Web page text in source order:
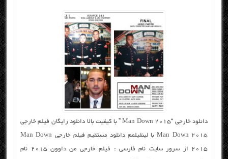
دانلود خارجی “Man Down 2015 ” با کیفیت بالا دانلود رایگان فیلم خارجی
Man Down 2015 با لینفیلمم دانلود مستقیم فیلم خارجی Man Down
2015 از سرور سایت نام فارسی : فیلم خارجی من داوون ۲۰۱۵ نام